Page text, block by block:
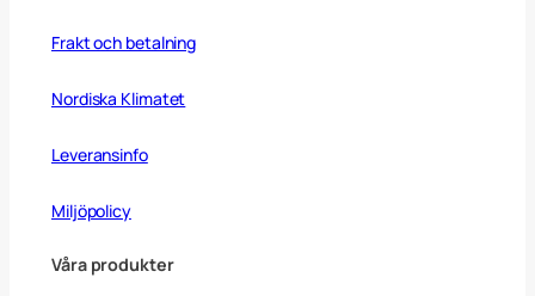
Frakt och betalning
Nordiska Klimatet
Leveransinfo
Miljöpolicy
Våra produkter